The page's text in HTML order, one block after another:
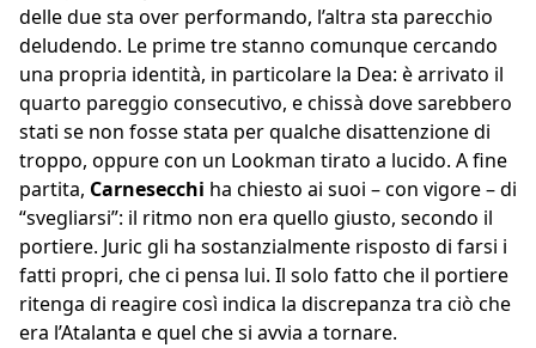
delle due sta over performando, l’altra sta parecchio
deludendo. Le prime tre stanno comunque cercando
una propria identità, in particolare la Dea: è arrivato il
quarto pareggio consecutivo, e chissà dove sarebbero
stati se non fosse stata per qualche disattenzione di
troppo, oppure con un Lookman tirato a lucido. A fine
partita, Carnesecchi ha chiesto ai suoi – con vigore – di
“svegliarsi”: il ritmo non era quello giusto, secondo il
portiere. Juric gli ha sostanzialmente risposto di farsi i
fatti propri, che ci pensa lui. Il solo fatto che il portiere
ritenga di reagire così indica la discrepanza tra ciò che
era l’Atalanta e quel che si avvia a tornare.